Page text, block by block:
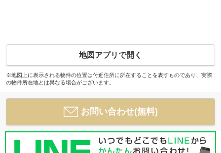
地図アプリで開く
※地図上に表示される物件の位置は付近住所に所在することを表すものであり、実際
の物件所在地とは異なる場合がございます。
お問い合わせ(無料)